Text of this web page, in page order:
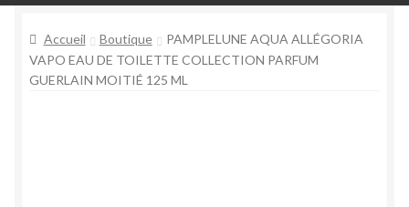
le
menu
Tous les produits
Ouvrir
Livre d’Or
Accueil Boutique
PAMPLELUNE AQUA ALLÉGORIA
VAPO EAU DE TOILETTE COLLECTION PARFUM
GUERLAIN MOITIÉ 125 ML